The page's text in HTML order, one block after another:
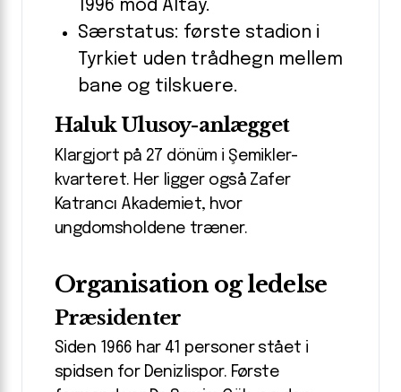
1996 mod Altay.
Særstatus: første stadion i
Tyrkiet uden trådhegn mellem
bane og tilskuere.
Haluk Ulusoy-anlægget
Klargjort på 27 dönüm i Şemikler-
kvarteret. Her ligger også Zafer
Katrancı Akademiet, hvor
ungdomsholdene træner.
Organisation og ledelse
Præsidenter
Siden 1966 har 41 personer stået i
spidsen for Denizlispor. Første